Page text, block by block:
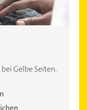
Gelbe Seiten.